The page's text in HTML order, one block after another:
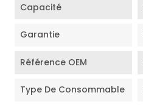
Capacité
Garantie
Référence OEM
Type De Consommable